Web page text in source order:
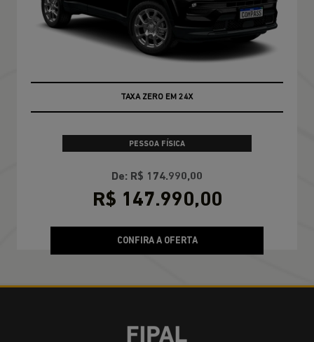
100% DA TABELA FIPE NO SEU USADO
PESSOA FÍSICA
ZERO
CONFIRA A OFERTA
Renegade Altitude T270 4X2 2027